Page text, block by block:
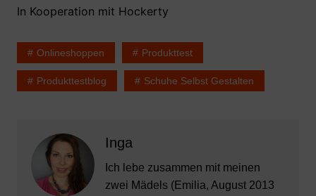
In Kooperation mit Hockerty
Onlineshoppen Produkttest
Produkttestblog Schuhe Selbst Gestalten
Inga
Ich lebe zusammen mit meinen
zwei Mädels (Emilia, August 2013